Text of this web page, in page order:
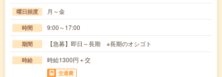
曜日頻度 月～金
時間 9:00～17:00
期間 【急募】即日～長期 ※長期のオシゴト
時給 時給1300円＋交
交通費